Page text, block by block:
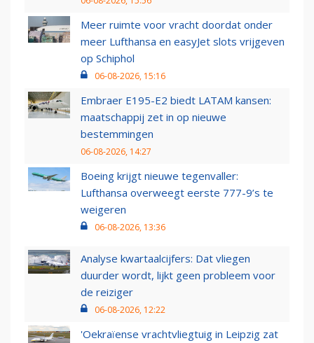
Meer ruimte voor vracht doordat onder
meer Lufthansa en easyJet slots vrijgeven
op Schiphol
06-08-2026, 15:16
Embraer E195-E2 biedt LATAM kansen:
maatschappij zet in op nieuwe
bestemmingen
06-08-2026, 14:27
Boeing krijgt nieuwe tegenvaller:
Lufthansa overweegt eerste 777-9’s te
weigeren
06-08-2026, 13:36
Analyse kwartaalcijfers: Dat vliegen
duurder wordt, lijkt geen probleem voor
de reiziger
06-08-2026, 12:22
'Oekraïense vrachtvliegtuig in Leipzig zat